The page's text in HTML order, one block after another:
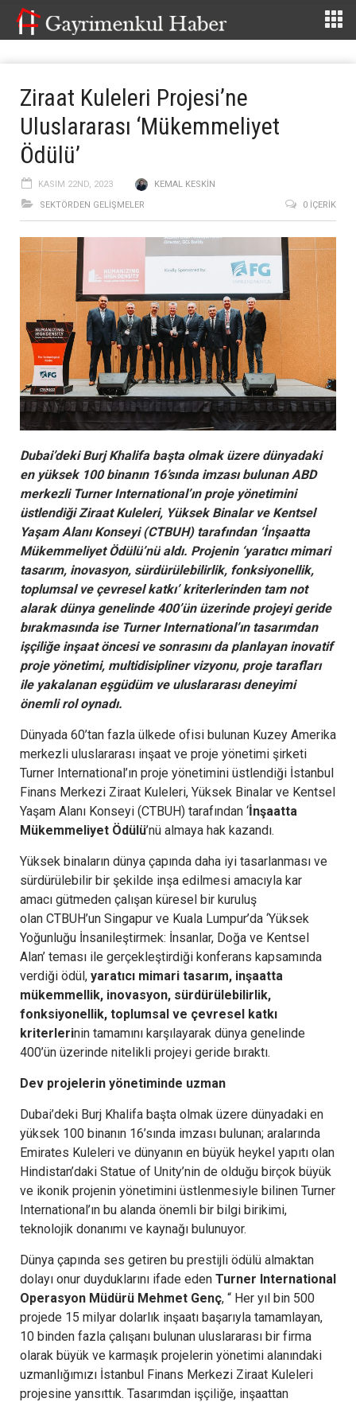
Ziraat Kuleleri Projesi’ne
Uluslararası ‘Mükemmeliyet
Ödülü’
KASIM 22ND, 2023
KEMAL KESKIN
SEKTÖRDEN GELIŞMELER
0 İÇERIK
Dubai’deki Burj Khalifa başta olmak üzere dünyadaki
en yüksek 100 binanın 16’sında imzası bulunan ABD
merkezli Turner International’ın proje yönetimini
üstlendiği Ziraat Kuleleri, Yüksek Binalar ve Kentsel
Yaşam Alanı Konseyi (CTBUH) tarafından‘İnşaatta
Mükemmeliyet Ödülü’nü aldı. Projenin ‘yaratıcı mimari
tasarım, inovasyon, sürdürülebilirlik, fonksiyonellik,
toplumsal ve çevresel katkı’ kriterlerinden tam not
alarakdünya genelinde 400’ün üzerinde projeyi geride
bırakmasında ise Turner International’ın tasarımdan
işçiliğe inşaat öncesi ve sonrasını da planlayan inovatif
proje yönetimi, multidisipliner vizyonu, proje tarafları
ile yakalanan eşgüdüm ve uluslararası deneyimi
önemli rol oynadı.
Dünyada 60’tan fazla ülkede ofisi bulunan Kuzey Amerika
merkezli uluslararası inşaat ve proje yönetimi şirketi
Turner International’ın proje yönetimini üstlendiği İstanbul
Finans Merkezi Ziraat Kuleleri, Yüksek Binalar ve Kentsel
Yaşam Alanı Konseyi (CTBUH) tarafından ‘İnşaatta
Mükemmeliyet Ödülü’nü almaya hak kazandı.
Yüksek binaların dünya çapında daha iyi tasarlanması ve
sürdürülebilir bir şekilde inşa edilmesi amacıyla kar
amacı gütmeden çalışan küresel bir kuruluş
olan CTBUH’un Singapur ve Kuala Lumpur’da ‘Yüksek
Yoğunluğu İnsanileştirmek: İnsanlar, Doğa ve Kentsel
Alan’ teması ile gerçekleştirdiği konferans kapsamında
verdiği ödül, yaratıcı mimari tasarım, inşaatta
mükemmellik, inovasyon, sürdürülebilirlik,
fonksiyonellik, toplumsal ve çevresel katkı
kriterlerinin tamamını karşılayarak dünya genelinde
400’ün üzerinde nitelikli projeyi geride bıraktı.
Dev projelerin yönetiminde uzman
Dubai’deki Burj Khalifa başta olmak üzere dünyadaki en
yüksek 100 binanın 16’sında imzası bulunan; aralarında
Emirates Kuleleri ve dünyanın en büyük heykel yapıtı olan
Hindistan’daki Statue of Unity’nin de olduğu birçok büyük
ve ikonik projenin yönetimini üstlenmesiyle bilinen Turner
International’ın bu alanda önemli bir bilgi birikimi,
teknolojik donanımı ve kaynağı bulunuyor.
Dünya çapında ses getiren bu prestijli ödülü almaktan
dolayı onur duyduklarını ifade eden Turner International
Operasyon Müdürü Mehmet Genç, “ Her yıl bin 500
projede 15 milyar dolarlık inşaatı başarıyla tamamlayan,
10 binden fazla çalışanı bulunan uluslararası bir firma
olarak büyük ve karmaşık projelerin yönetimi alanındaki
uzmanlığımızı İstanbul Finans Merkezi Ziraat Kuleleri
projesine yansıttık. Tasarımdan işçiliğe, inşaattan